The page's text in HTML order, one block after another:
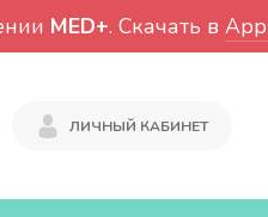
MED+. Скачать в
ЛИЧНЫЙ КАБИНЕТ